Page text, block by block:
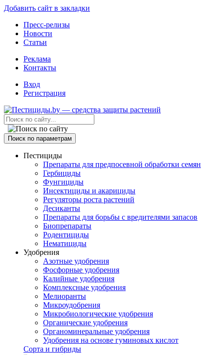
Добавить сайт в закладки
Пресс-релизы
Новости
Статьи
Реклама
Контакты
Вход
Регистрация
Поиск по параметрам
Пестициды
Препараты для предпосевной обработки семян
Гербициды
Фунгициды
Инсектициды и акарициды
Регуляторы роста растений
Десиканты
Препараты для борьбы с вредителями запасов
Биопрепараты
Родентициды
Нематициды
Удобрения
Азотные удобрения
Фосфорные удобрения
Калийные удобрения
Комплексные удобрения
Мелиоранты
Микроудобрения
Микробиологические удобрения
Органические удобрения
Органоминеральные удобрения
Удобрения на основе гуминовых кислот
Сорта и гибриды